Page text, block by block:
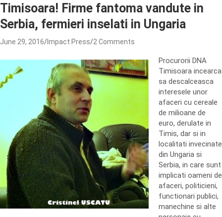
Timisoara! Firme fantoma vandute in
Serbia, fermieri inselati in Ungaria
June 29, 2016 Impact Press 2 Comments
Procurorii DNA
Timisoara incearca
sa descalceasca
interesele unor
afaceri cu cereale
de milioane de
euro, derulate in
Timis, dar si in
localitati invecinate
din Ungaria si
Serbia, in care sunt
implicati oameni de
afaceri, politicieni,
functionari publici,
manechine si alte